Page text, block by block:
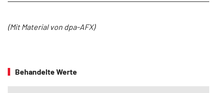
(Mit Material von dpa-AFX)
Behandelte Werte